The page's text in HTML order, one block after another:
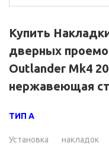
Купить
дверных
Outlander Mk4
нержавеющая
ТИП A
Установка